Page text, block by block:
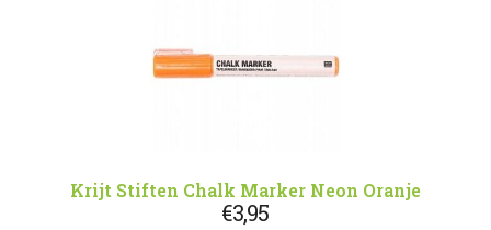
Krijt Stiften Chalk Marker Neon Oranje
€3,95